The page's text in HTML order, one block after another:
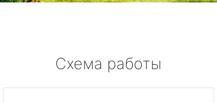
Схема работы